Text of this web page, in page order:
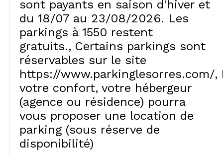
sont payants en saison d'hiver et
du 18/07 au 23/08/2026. Les
parkings à 1550 restent
gratuits.
Certains parkings sont
réservables sur le site
https://www.parkinglesorres.com/
votre confort, votre hébergeur
(agence ou résidence) pourra
vous proposer une location de
parking (sous réserve de
disponibilité)